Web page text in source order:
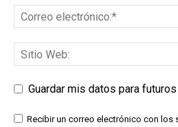
Guardar mis datos para
Recibir un correo electrónico con los